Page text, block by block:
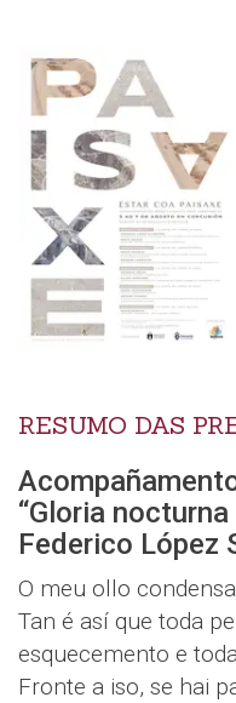
RESUMO DAS
“Gloria
Federico López
O meu ollo
Tan é así que toda
esquecemento e
Fronte a iso, se hai